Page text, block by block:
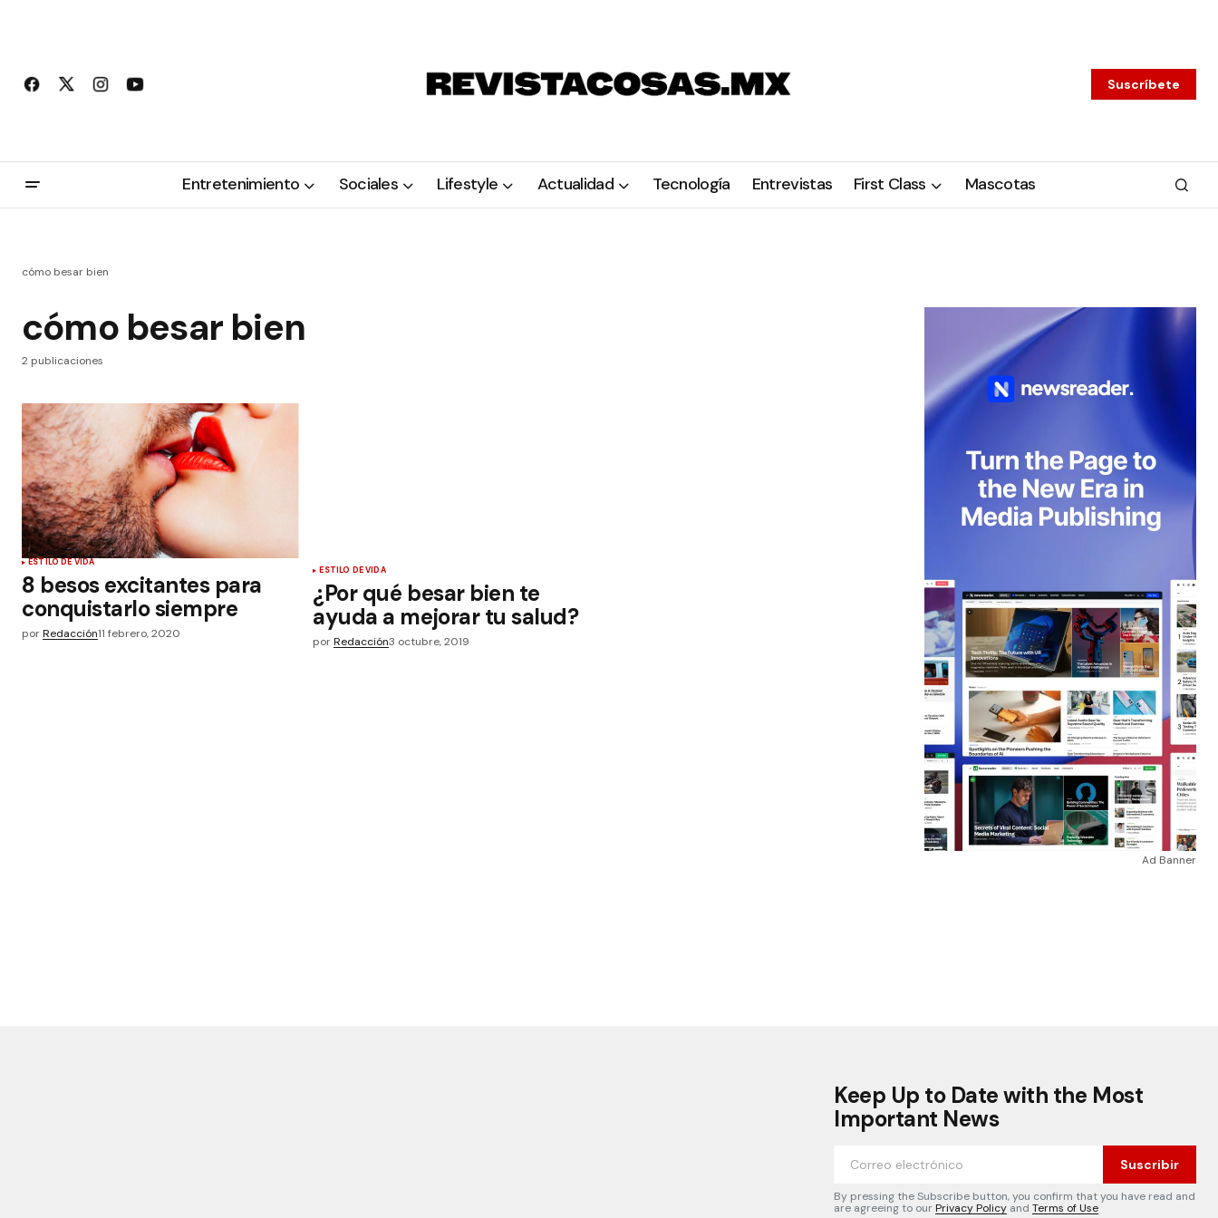
Suscríbete
Entretenimiento Sociales Lifestyle Actualidad Tecnología Entrevistas First Class Mascotas
cómo besar bien
cómo besar bien
2 publicaciones
ESTILO DE VIDA
8 besos excitantes para
conquistarlo siempre
porRedacción11 febrero, 2020
ESTILO DE VIDA
¿Por qué besar bien te
ayuda a mejorar tu salud?
por Redacción3 octubre, 2019
Ad Banner
Keep Up to Date with the Most
Important News
Suscribir
By pressing the Subscribe button, you confirm that you have read and
are agreeing to ourPrivacy Policy and Terms of Use